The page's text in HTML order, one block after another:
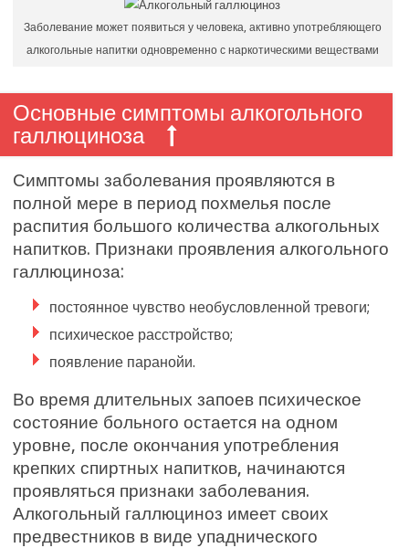
Заболевание может появиться у человека, активно употребляющего
алкогольные напитки одновременно с наркотическими веществами
Основные симптомы алкогольного
галлюциноза
Симптомы заболевания проявляются в
полной мере в период похмелья после
распития большого количества алкогольных
напитков. Признаки проявления алкогольного
галлюциноза:
постоянное чувство необусловленной тревоги;
психическое расстройство;
появление паранойи.
Во время длительных запоев психическое
состояние больного остается на одном
уровне, после окончания употребления
крепких спиртных напитков, начинаются
проявляться признаки заболевания.
Алкогольный галлюциноз имеет своих
предвестников в виде упаднического